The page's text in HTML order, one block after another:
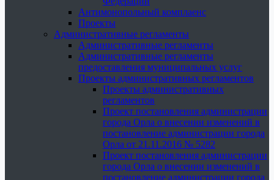
Антимонопольный комплаенс
Проекты
Административные регламенты
Административные регламенты
Административные регламенты
предоставления муниципальных услуг
Проекты административных регламентов
Проекты административных
регламентов
Проект постановления администрации
города Орла о внесении изменений в
постановление администрации города
Орла от 21.11.2016 № 5282
Проект постановления администрации
города Орла о внесении изменений в
постановление администрации города